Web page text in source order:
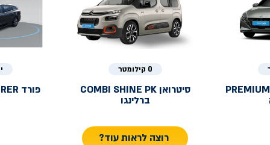
0 קילומטר
סיטרואן COMBI SHINE PK
ברלינגו
פורד
רוצה לראות עוד?